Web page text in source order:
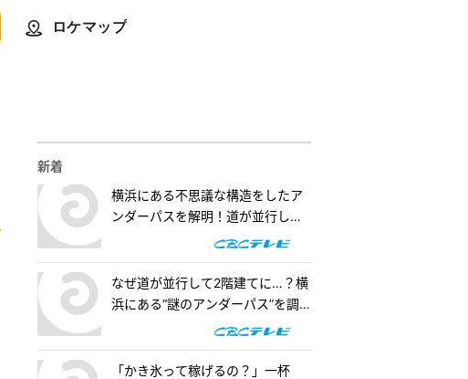
ロケマップ
新着
横浜にある不思議な構造をしたア
ンダーパスを解明！道が並行して2
階建てになったワケとは『道との
なぜ道が並行して2階建てに…？横
浜にある“謎のアンダーパス”を調
査！『道との遭遇』
「かき氷って稼げるの？」一杯